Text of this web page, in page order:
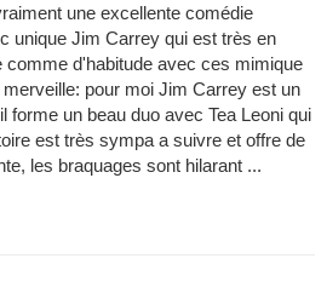
une excellente comédie
unique Jim Carrey qui est très en
d'habitude avec ces mimique
pour moi Jim Carrey est un
forme un beau duo avec Tea Leoni qui
est très sympa a suivre et offre de
les braquages sont hilarant ...